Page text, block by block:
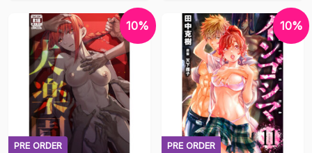
was:
Rp325,000.
price
Rp292,500.
was:
Rp321,000.
price
Rp288,900.
PRE ORDER
10%
PRE ORDER
10%